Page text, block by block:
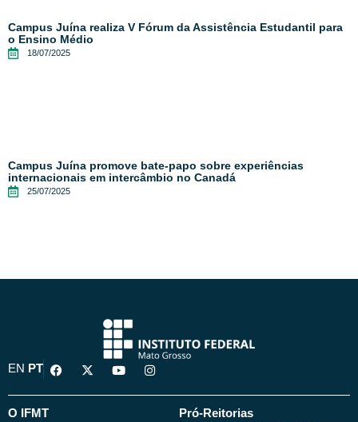
Campus Juína realiza V Fórum da Assistência Estudantil para
o Ensino Médio
18/07/2025
Campus Juína promove bate-papo sobre experiências
internacionais em intercâmbio no Canadá
25/07/2025
EN PT
F
a
e
X
-
w
Y
o
t
I
n
t
O IFMT Pró-Reitorias